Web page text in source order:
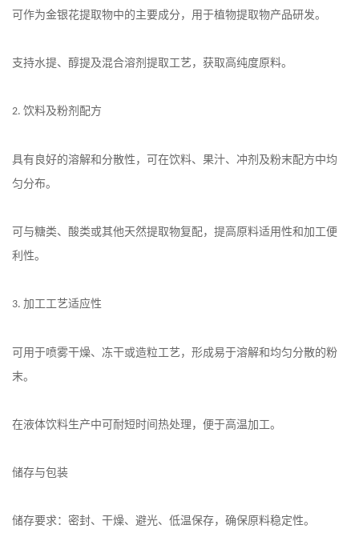
可作为金银花提取物中的主要成分，用于植物提取物产品研发。
支持水提、醇提及混合溶剂提取工艺，获取高纯度原料。
2. 饮料及粉剂配方
具有良好的溶解和分散性，可在饮料、果汁、冲剂及粉末配方中均
匀分布。
可与糖类、酸类或其他天然提取物复配，提高原料适用性和加工便
利性。
3. 加工工艺适应性
可用于喷雾干燥、冻干或造粒工艺，形成易于溶解和均匀分散的粉
末。
在液体饮料生产中可耐短时间热处理，便于高温加工。
储存与包装
储存要求：密封、干燥、避光、低温保存，确保原料稳定性。